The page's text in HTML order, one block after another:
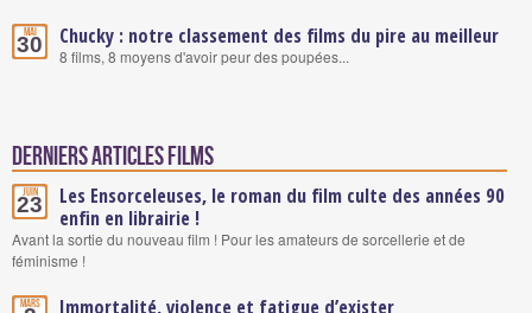
Mai
30 Chucky : notre classement des films du pire au meilleur
8 films, 8 moyens d'avoir peur des poupées...
Derniers articles Films
Juin
23
Les Ensorceleuses, le roman du film culte des années 90
enfin en librairie !
Avant la sortie du nouveau film ! Pour les amateurs de sorcellerie et de
féminisme !
Mars Immortalité, violence et fatigue d’exister